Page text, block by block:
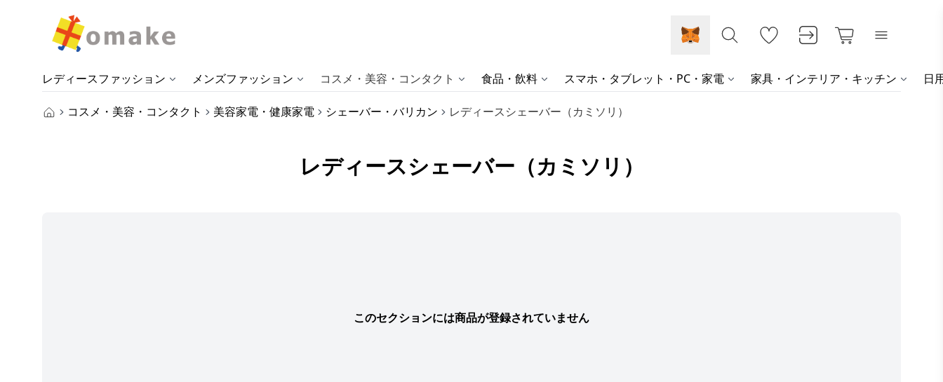
レディースファッション メンズファッション コスメ・美容・コンタクト 食品・飲料 スマホ・タブレット・PC・家電 家具・インテリア・キッチン 日
コスメ・美容・コンタクト 美容家電・健康家電 シェーバー・バリカン レディースシェーバー（カミソリ）
レディースシェーバー（カミソリ）
このセクションには商品が登録されていません